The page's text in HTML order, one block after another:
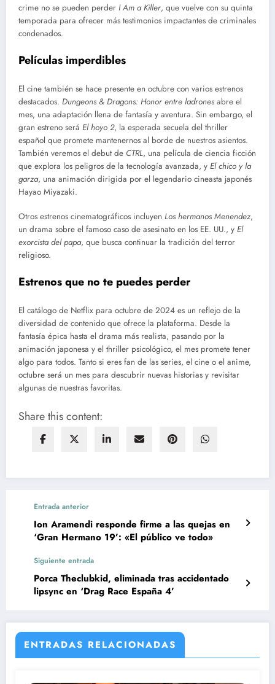
crime no se pueden perder I Am a Killer, que vuelve con su quinta
temporada para ofrecer más testimonios impactantes de criminales
condenados.
Películas imperdibles
El cine también se hace presente en octubre con varios estrenos
destacados. Dungeons & Dragons: Honor entre ladrones abre el
mes, una adaptación llena de fantasía y aventura. Sin embargo, el
gran estreno será El hoyo 2, la esperada secuela del thriller
español que promete mantenernos al borde de nuestros asientos.
También veremos el debut de CTRL, una película de ciencia ficción
que explora los peligros de la tecnología avanzada, y El chico y la
garza, una animación dirigida por el legendario cineasta japonés
Hayao Miyazaki.
Otros estrenos cinematográficos incluyen Los hermanos Menendez,
un drama sobre el famoso caso de asesinato en los EE. UU., y El
exorcista del papa, que busca continuar la tradición del terror
religioso.
Estrenos que no te puedes perder
El catálogo de Netflix para octubre de 2024 es un reflejo de la
diversidad de contenido que ofrece la plataforma. Desde la
fantasía épica hasta el drama más realista, pasando por la
animación japonesa y el thriller psicológico, el mes promete tener
algo para todos. Tanto si eres fan de las series, el cine o el anime,
octubre será un mes para descubrir nuevas historias y revisitar
algunas de nuestras favoritas.
Share this content:
Entrada anterior
Ion Aramendi responde firme a las quejas en
‘Gran Hermano 19’: «El público ve todo»
Siguiente entrada
Porca Theclubkid, eliminada tras accidentado
lipsync en ‘Drag Race España 4’
ENTRADAS RELACIONADAS